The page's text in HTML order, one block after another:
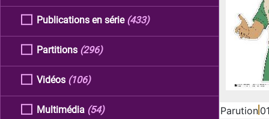
Publications en série (433)
Partitions (296)
Vidéos (106)
Multimédia (54) Parution